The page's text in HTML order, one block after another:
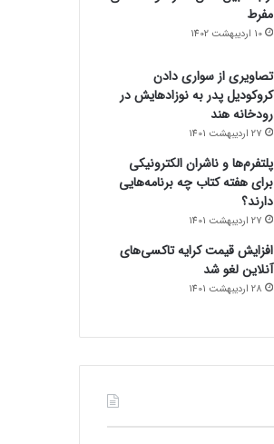
مفرط
10 اردیبهشت 1402
تصاویری از سواری دادن
کروکودیل پدر به نوزادهایش در
رودخانه هند
27 اردیبهشت 1401
پلتفرم‌ها و ناشران الکترونیکی
برای هفته کتاب چه برنامه‌هایی
دارند؟
27 اردیبهشت 1401
افزایش قیمت کرایه تاکسی‌های
آنلاین لغو شد
28 اردیبهشت 1401